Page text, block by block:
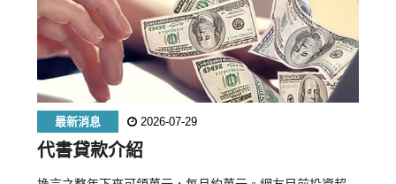
最新消息 2026-07-29
代書貸款介紹